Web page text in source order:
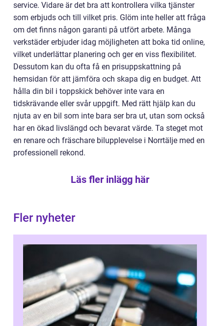
service. Vidare är det bra att kontrollera vilka tjänster
som erbjuds och till vilket pris. Glöm inte heller att fråga
om det finns någon garanti på utfört arbete. Många
verkstäder erbjuder idag möjligheten att boka tid online,
vilket underlättar planering och ger en viss flexibilitet.
Dessutom kan du ofta få en prisuppskattning på
hemsidan för att jämföra och skapa dig en budget. Att
hålla din bil i toppskick behöver inte vara en
tidskrävande eller svår uppgift. Med rätt hjälp kan du
njuta av en bil som inte bara ser bra ut, utan som också
har en ökad livslängd och bevarat värde. Ta steget mot
en renare och fräschare bilupplevelse i Norrtälje med en
professionell rekond.
Läs fler inlägg här
Fler nyheter